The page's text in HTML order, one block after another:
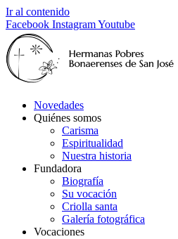
Ir al contenido
Facebook InstagramYoutube
Novedades
Quiénes somos
Carisma
Espiritualidad
Nuestra historia
Fundadora
Biografía
Su vocación
Criolla santa
Galería fotográfica
Vocaciones